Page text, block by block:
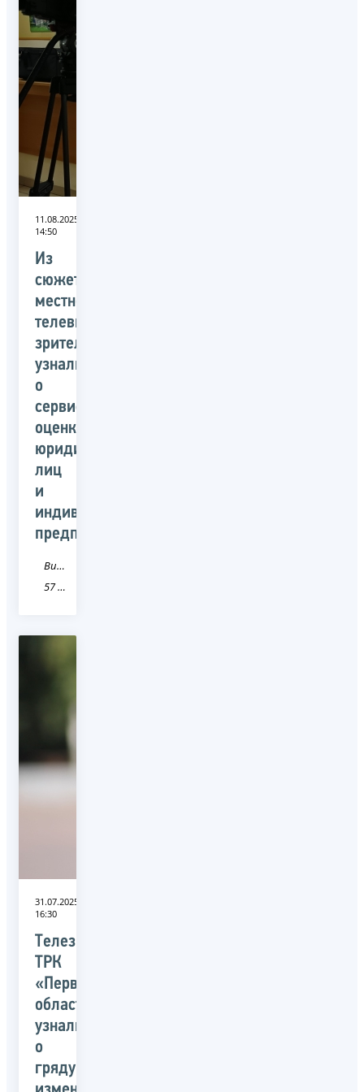
11.08.2025
14:50
Из
сюжета
местного
телевидения
зрители
узнали
о
сервисе
оценки
юридических
лиц
и
индивидуальных
предпринимателей
Видео
57 Орловская область
31.07.2025
16:30
Телезрители
ТРК
«Первый
областной»
узнали
о
грядущих